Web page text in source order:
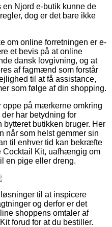
en Njord e-butik kunne de
dog er det bare ikke
om online forretningen er e-
et bevis på at online
dansk lovgivning, og at
af fagmænd som forstår
til at få assistance,
som følge af din shopping.
oppe på mærkerne omkring
har betydning for
bytteret butikken bruger. Her
når som helst gemmer sin
til enhver tid kan bekræfte
Cocktail Kit, uafhængig om
en pige eller dreng.
til at inspicere
og derfor er det
shoppens omtaler af
forud for at du bestiller.